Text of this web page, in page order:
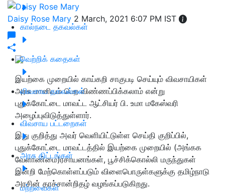
கால்நடை தகவல்கள்
வெற்றிக் கதைகள்
விவசாய தகவல்கள்
விவசாய பட்டறைகள்
அரசு திட்டங்கள்
மற்றவைகள்
Daisy Rose Mary 2 March, 2021 6:07 PM IST
இயற்கை முறையில் காய்கறி சாகுபடி செய்யும் விவசாயிகள்
அரசு மானியம் பெற விண்ணப்பிக்கலாம் என்று
புதுக்கோட்டை மாவட்ட ஆட்சியர் பி. உமா மகேஸ்வரி
அழைப்புவிடுத்துள்ளார்.
இது குறித்து அவர் வெளியிட்டுள்ள செய்தி குறிப்பில்,
புதுக்கோட்டை மாவட்டத்தில் இயற்கை முறையில் (அங்கக
வேளாண்மை)ரசாயனங்கள், பூச்சிக்கொல்லி மருந்துகள்
இன்றி மேற்கொள்ளப்படும் விளைபொருள்களுக்கு தமிழ்நாடு
அரசின் தரச்சான்றிதழ் வழங்கப்படுகிறது.